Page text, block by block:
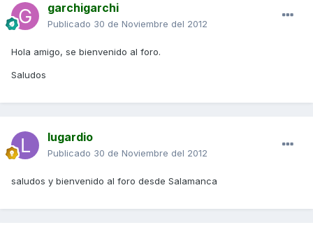
garchigarchi
Publicado 30 de Noviembre del 2012
Hola amigo, se bienvenido al foro.
Saludos
lugardio
Publicado 30 de Noviembre del 2012
saludos y bienvenido al foro desde Salamanca